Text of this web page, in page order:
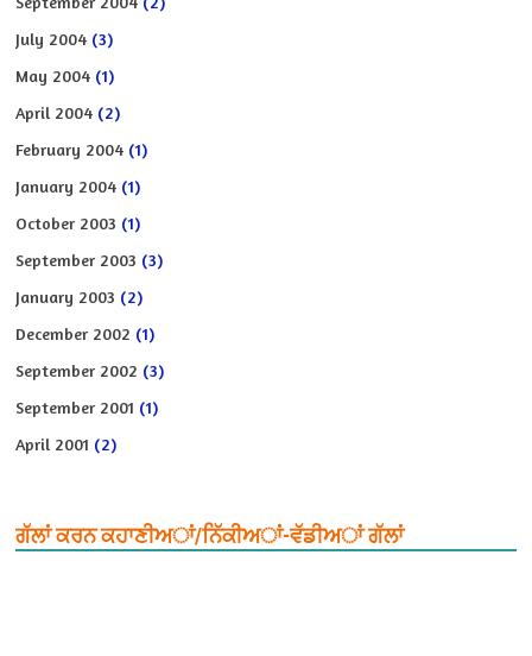
July 2004 (3)
May 2004 (1)
April 2004 (2)
February 2004 (1)
January 2004 (1)
October 2003 (1)
September 2003 (3)
January 2003 (2)
December 2002 (1)
September 2002 (3)
September 2001 (1)
April 2001 (2)
ਗੱਲਾਂ ਕਰਨ ਕਹਾਣੀਅਾਂ/ਨਿੱਕੀਅਾਂ-ਵੱਡੀਅਾਂ ਗੱਲਾਂ